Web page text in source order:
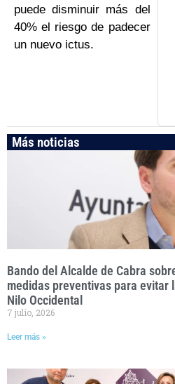
puede disminuir más del
40% el riesgo de padecer
un nuevo ictus.
Más noticias
Bando del Alcalde de Cabra
medidas preventivas para evitar
Nilo Occidental
7 julio, 2026
Leer más »